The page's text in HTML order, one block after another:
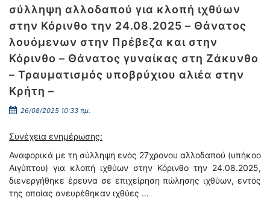
σύλληψη αλλοδαπού για κλοπή ιχθύων
στην Κόρινθο την 24.08.2025 – Θάνατος
λουόμενων στην Πρέβεζα και στην
Κόρινθο – Θάνατος γυναίκας στη Ζάκυνθο
– Τραυματισμός υποβρύχιου αλιέα στην
Κρήτη –
26/08/2025 10:33 πμ.
Συνέχεια ενημέρωσης:
Αναφορικά με τη σύλληψη ενός 27χρονου αλλοδαπού (υπήκοο
Αιγύπτου) για κλοπή ιχθύων στην Κόρινθο την 24.08.2025,
διενεργήθηκε έρευνα σε επιχείρηση πώλησης ιχθύων, εντός
της οποίας ανευρέθηκαν ιχθύες …